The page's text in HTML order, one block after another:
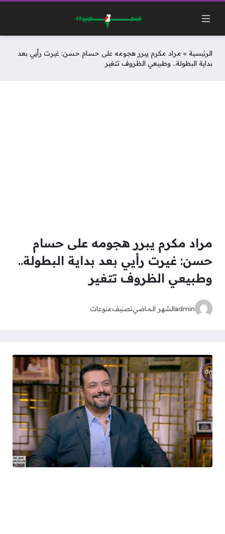
الرئيسية » مراد مكرم يبرر هجومه على حسام حسن: غيرت رأيي بعد
بداية البطولة.. وطبيعي الظروف تتغير
مراد مكرم يبرر هجومه على حسام
حسن: غيرت رأيي بعد بداية البطولة..
وطبيعي الظروف تتغير
adminالشهر الماضيتصنيفمنوعات